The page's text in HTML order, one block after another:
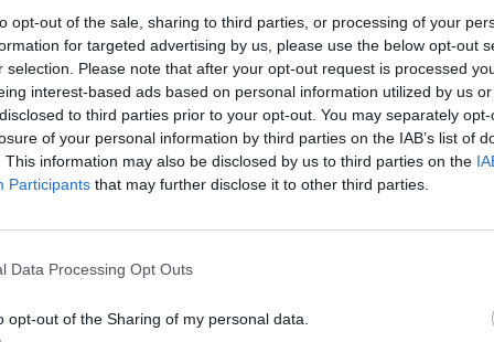
opt-out of the sale, sharing to third parties, or processing of your
for targeted advertising by us, please use the below opt-out
selection. Please note that after your opt-out request is processed
interest-based ads based on personal information utilized by us
to third parties prior to your opt-out. You may separately
of your personal information by third parties on the IAB’s list of
This information may also be disclosed by us to third parties on the
Participants that may further disclose it to other third parties.
Data Processing Opt Outs
opt-out of the Sharing of my personal data.
total
07/08/26 14:09
señor de los eclipses
07/08/26 13:26